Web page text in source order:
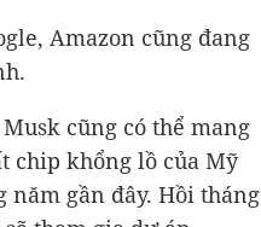
Amazon cũng đang
cũng có thể mang
chip khổng lồ của Mỹ
gần đây. Hồi tháng